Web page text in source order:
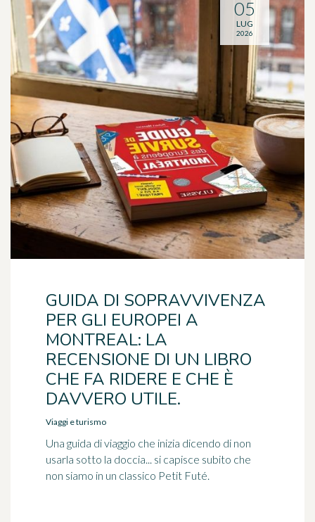
GUIDA DI SOPRAVVIVENZA
PER GLI EUROPEI A
MONTREAL: LA
RECENSIONE DI UN LIBRO
CHE FA RIDERE E CHE È
DAVVERO UTILE.
Viaggi e turismo
Una guida di viaggio che inizia dicendo di non
usarla sotto la doccia... si capisce subito che
non siamo in un classico Petit Futé.
05
LUG
2026